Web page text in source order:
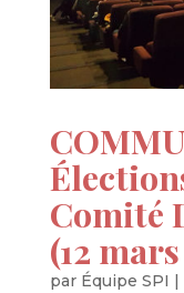
Comité
(12
par Équipe SPI